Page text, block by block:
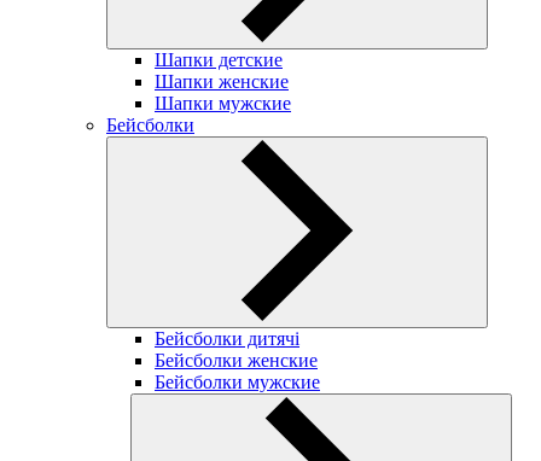
Шапки детские
Шапки женские
Шапки мужские
Бейсболки
Бейсболки дитячі
Бейсболки женские
Бейсболки мужские